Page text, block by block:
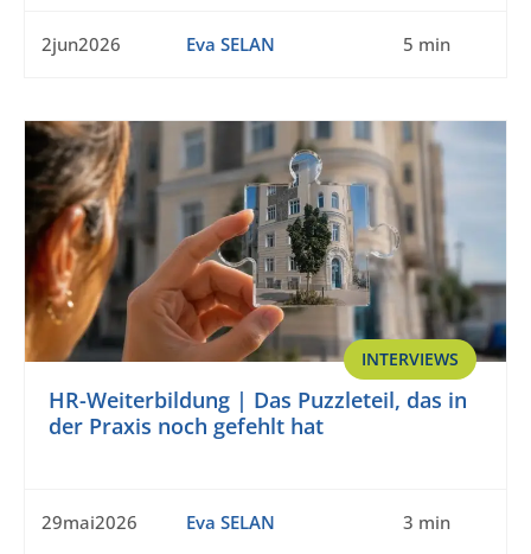
2jun2026 Eva SELAN 5 min
INTERVIEWS
HR-Weiterbildung | Das Puzzleteil, das in
der Praxis noch gefehlt hat
29mai2026 Eva SELAN 3 min